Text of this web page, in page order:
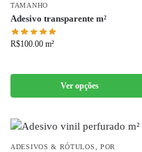
TAMANHO
Adesivo transparente m²
R$100.00 m²
Ver opções
ADESIVOS & RÓTULOS,POR